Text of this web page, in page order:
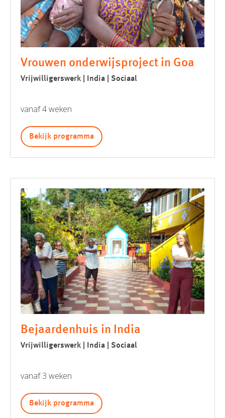
Vrouwen onderwijsproject in Goa
Vrijwilligerswerk | India | Sociaal
vanaf 4 weken
Bekijk programma
Bejaardenhuis in India
Vrijwilligerswerk | India | Sociaal
vanaf 3 weken
Bekijk programma